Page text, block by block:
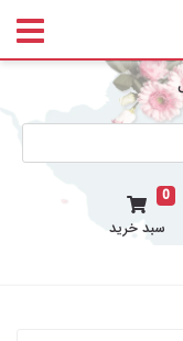
0
سبد خرید